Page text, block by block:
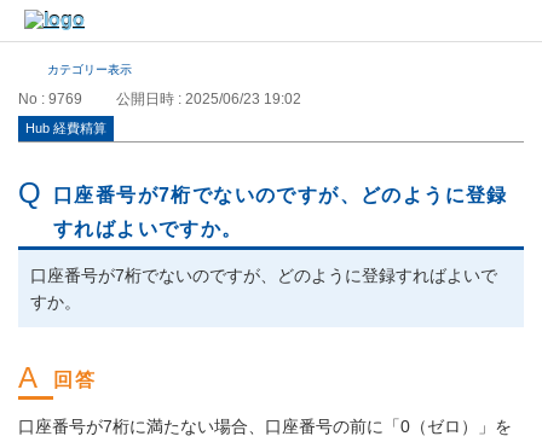
カテゴリー表示
No : 9769 公開日時 : 2025/06/23 19:02
Hub 経費精算
口座番号が7桁でないのですが、どのように登録
すればよいですか。
口座番号が7桁でないのですが、どのように登録すればよいで
すか。
口座番号が7桁に満たない場合、口座番号の前に「0（ゼロ）」を